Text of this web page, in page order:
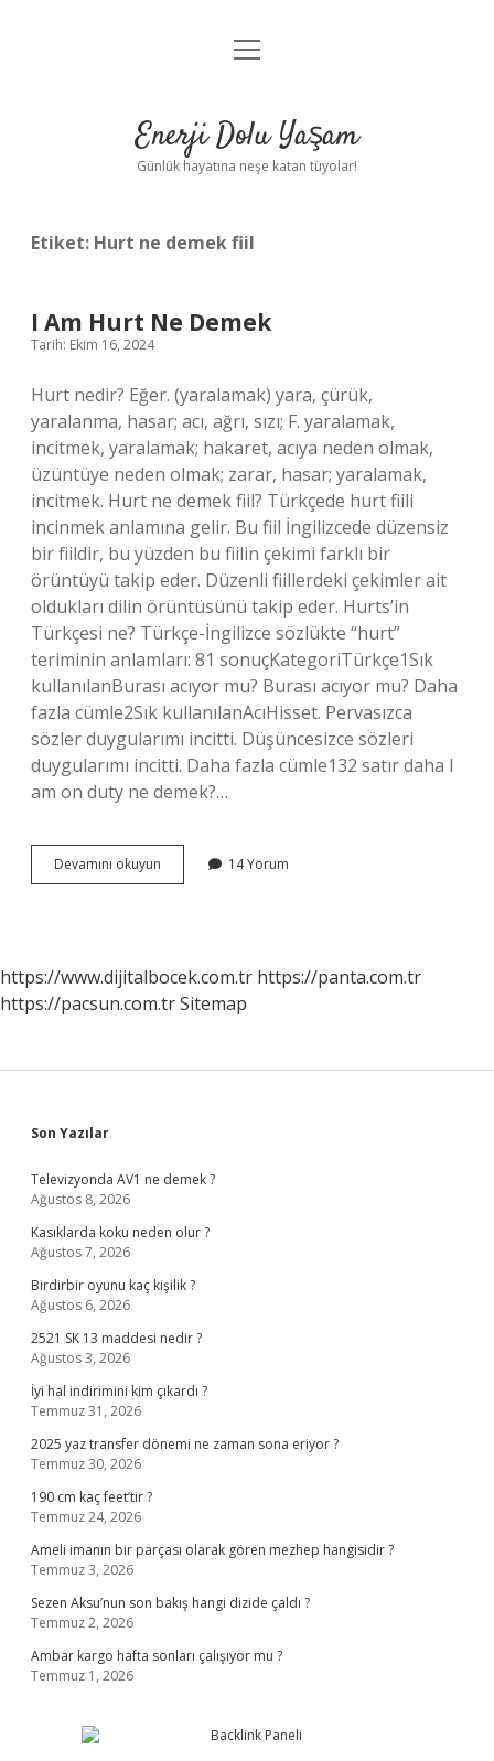
Anasayfa
Yasal Uyarı
menüyü
Enerji Dolu Yaşam
Günlük hayatına neşe katan tüyolar!
Etiket: Hurt ne demek fiil
I Am Hurt Ne Demek
Tarih: Ekim 16, 2024
Hurt nedir? Eğer. (yaralamak) yara, çürük,
yaralanma, hasar; acı, ağrı, sızı; F. yaralamak,
incitmek, yaralamak; hakaret, acıya neden olmak,
üzüntüye neden olmak; zarar, hasar; yaralamak,
incitmek. Hurt ne demek fiil? Türkçede hurt fiili
incinmek anlamına gelir. Bu fiil İngilizcede düzensiz
bir fiildir, bu yüzden bu fiilin çekimi farklı bir
örüntüyü takip eder. Düzenli fiillerdeki çekimler ait
oldukları dilin örüntüsünü takip eder. Hurts’in
Türkçesi ne? Türkçe-İngilizce sözlükte “hurt”
teriminin anlamları: 81 sonuçKategoriTürkçe1Sık
kullanılanBurası acıyor mu? Burası acıyor mu? Daha
fazla cümle2Sık kullanılanAcıHisset. Pervasızca
sözler duygularımı incitti. Düşüncesizce sözleri
duygularımı incitti. Daha fazla cümle132 satır daha I
am on duty ne demek?…
Devamını okuyun
Am
14 Yorum
https://www.dijitalbocek.com.tr https://panta.com.tr
https://pacsun.com.trSitemap
Sidebar
Son Yazılar
Televizyonda AV1 ne demek ?
Ağustos 8, 2026
Kasıklarda koku neden olur ?
Ağustos 7, 2026
Birdirbir oyunu kaç kişilik ?
Ağustos 6, 2026
2521 SK 13 maddesi nedir ?
Ağustos 3, 2026
İyi hal indirimini kim çıkardı ?
Temmuz 31, 2026
2025 yaz transfer dönemi ne zaman sona eriyor ?
Temmuz 30, 2026
190 cm kaç feet’tir ?
Temmuz 24, 2026
Ameli imanın bir parçası olarak gören mezhep hangisidir ?
Temmuz 3, 2026
Sezen Aksu’nun son bakış hangi dizide çaldı ?
Temmuz 2, 2026
Ambar kargo hafta sonları çalışıyor mu ?
Temmuz 1, 2026